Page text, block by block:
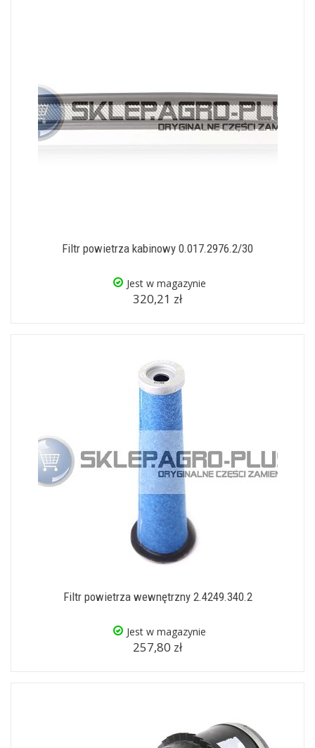
Filtr powietrza kabinowy 0.017.2976.2/30
Jest w magazynie
320,21 zł
Filtr powietrza wewnętrzny 2.4249.340.2
Jest w magazynie
257,80 zł